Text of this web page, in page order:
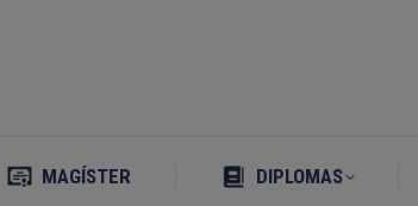
MAGÍSTER DIPLOMAS